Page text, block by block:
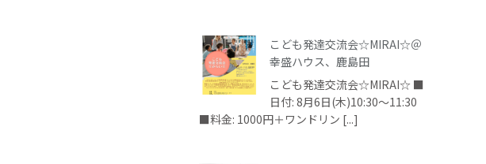
こども発達交流会☆MIRAI☆＠
幸盛ハウス、鹿島田
こども発達交流会☆MIRAI☆ ■
日付: 8月6日(木)10:30～11:30
■料金: 1000円＋ワンドリン [...]